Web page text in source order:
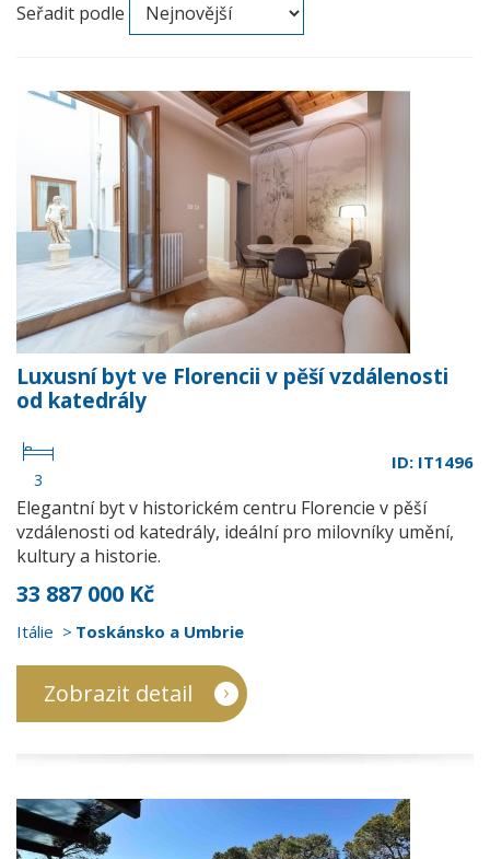
Seřadit podle
Luxusní byt ve Florencii v pěší vzdálenosti
od katedrály
3
ID: IT1496
Elegantní byt v historickém centru Florencie v pěší
vzdálenosti od katedrály, ideální pro milovníky umění,
kultury a historie.
33 887 000 Kč
Itálie Toskánsko a Umbrie
Zobrazit detail